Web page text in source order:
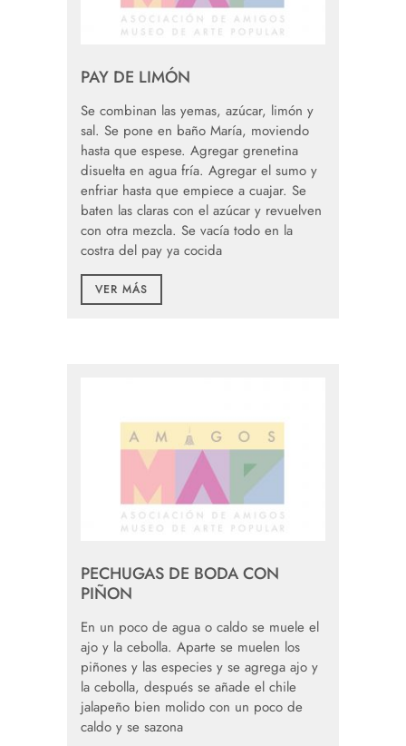
PAY DE LIMÓN
Se combinan las yemas, azúcar, limón y
sal. Se pone en baño María, moviendo
hasta que espese. Agregar grenetina
disuelta en agua fría. Agregar el sumo y
enfriar hasta que empiece a cuajar. Se
baten las claras con el azúcar y revuelven
con otra mezcla. Se vacía todo en la
costra del pay ya cocida
VER MÁS
PECHUGAS DE BODA CON
PIÑON
En un poco de agua o caldo se muele el
ajo y la cebolla. Aparte se muelen los
piñones y las especies y se agrega ajo y
la cebolla, después se añade el chile
jalapeño bien molido con un poco de
caldo y se sazona